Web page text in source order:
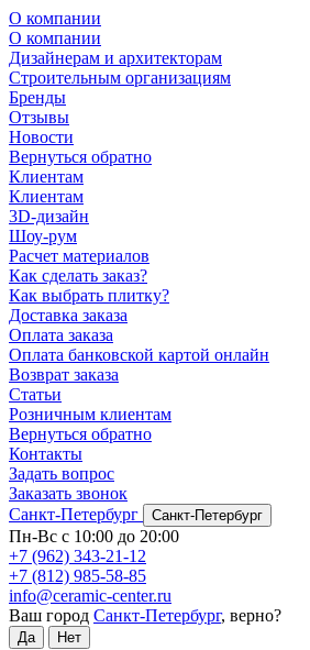
О компании
О компании
Дизайнерам и архитекторам
Строительным организациям
Бренды
Отзывы
Новости
Вернуться обратно
Клиентам
Клиентам
3D-дизайн
Шоу-рум
Расчет материалов
Как сделать заказ?
Как выбрать плитку?
Доставка заказа
Оплата заказа
Оплата банковской картой онлайн
Возврат заказа
Статьи
Розничным клиентам
Вернуться обратно
Контакты
Задать вопрос
Заказать звонок
Санкт-Петербург
Санкт-Петербург
Пн-Вс с 10:00 до 20:00
+7 (962) 343-21-12
+7 (812) 985-58-85
info@ceramic-center.ru
Ваш город Санкт-Петербург, верно?
Да Нет